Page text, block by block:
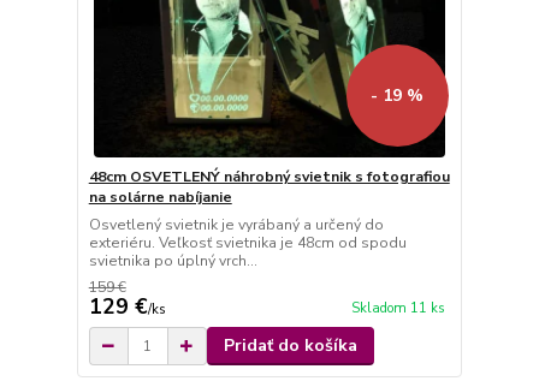
- 19 %
48cm OSVETLENÝ náhrobný svietnik s fotografiou
na solárne nabíjanie
Osvetlený svietnik je vyrábaný a určený do
exteriéru. Veľkosť svietnika je 48cm od spodu
svietnika po úplný vrch...
159 €
129 €/ks Skladom 11 ks
Pridať do košíka